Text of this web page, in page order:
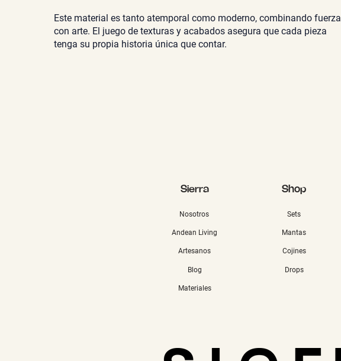
Este material es tanto atemporal como moderno, combinando fuerza
con arte. El juego de texturas y acabados asegura que cada pieza
tenga su propia historia única que contar.
Sierra
Nosotros
Andean Living
Artesanos
Blog
Materiales
Shop
Sets
Mantas
Cojines
Drops